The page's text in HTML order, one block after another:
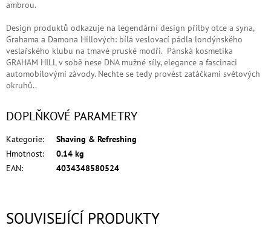
SOUVISEJÍCÍ PRODUKTY
ambrou.
Design produktů odkazuje na legendární design přilby otce a syna,
Grahama a Damona Hillových: bílá veslovací pádla londýnského
veslařského klubu na tmavé pruské modři. Pánská kosmetika
GRAHAM HILL v sobě nese DNA mužné síly, elegance a fascinaci
automobilovými závody. Nechte se tedy provést zatáčkami světových
okruhů..
DOPLŇKOVÉ PARAMETRY
Kategorie:
Shaving & Refreshing
Hmotnost:
0.14 kg
EAN: 4034348580524